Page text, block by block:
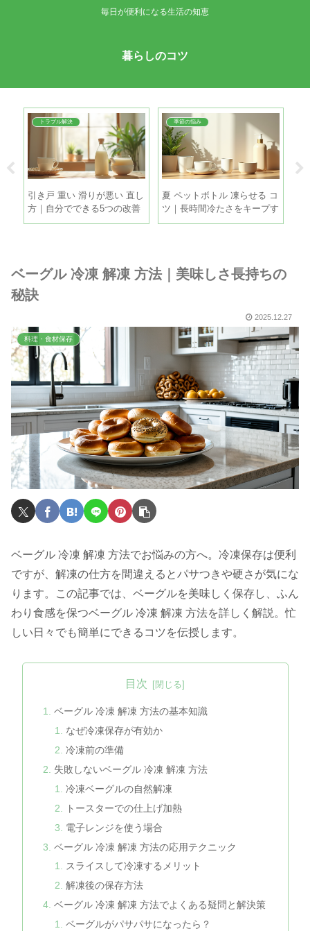
毎日が便利になる生活の知恵
暮らしのコツ
トラブル解決
引き戸 重い 滑りが悪い 直し
方｜自分でできる5つの改善
策
季節の悩み
夏 ペットボトル 凍らせる コ
ツ｜長時間冷たさをキープす
る5つの方法
ベーグル 冷凍 解凍 方法｜美味しさ長持ちの
秘訣
2025.12.27
料理・食材保存
ベーグル 冷凍 解凍 方法でお悩みの方へ。冷凍保存は便利
ですが、解凍の仕方を間違えるとパサつきや硬さが気にな
ります。この記事では、ベーグルを美味しく保存し、ふん
わり食感を保つベーグル 冷凍 解凍 方法を詳しく解説。忙
しい日々でも簡単にできるコツを伝授します。
目次
ベーグル 冷凍 解凍 方法の基本知識
なぜ冷凍保存が有効か
冷凍前の準備
失敗しないベーグル 冷凍 解凍 方法
冷凍ベーグルの自然解凍
トースターでの仕上げ加熱
電子レンジを使う場合
ベーグル 冷凍 解凍 方法の応用テクニック
スライスして冷凍するメリット
解凍後の保存方法
ベーグル 冷凍 解凍 方法でよくある疑問と解決策
ベーグルがパサパサになったら？